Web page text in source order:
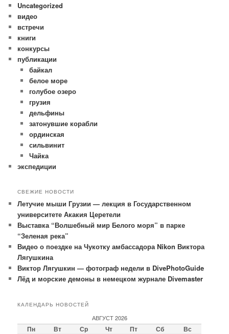
Uncategorized
видео
встречи
книги
конкурсы
публикации
байкал
белое море
голубое озеро
грузия
дельфины
затонувшие корабли
ординская
сильвинит
Чайка
экспедиции
СВЕЖИЕ НОВОСТИ
Летучие мыши Грузии — лекция в Государственном
университете Акакия Церетели
Выставка “Волшебный мир Белого моря” в парке
“Зеленая река”
Видео о поездке на Чукотку амбассадора Nikon Виктора
Лягушкина
Виктор Лягушкин — фотограф недели в DivePhotoGuide
Лёд и морские демоны в немецком журнале Divemaster
КАЛЕНДАРЬ НОВОСТЕЙ
АВГУСТ 2026
Пн Вт Ср Чт Пт Сб Вс